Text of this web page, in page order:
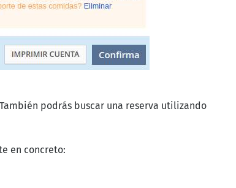
podrás buscar una reserva utilizando
en concreto: